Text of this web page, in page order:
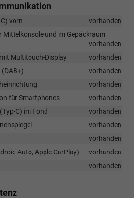
vorn
vorhanden
Mittelkonsole und im Gepäckraum
vorhanden
Multitouch-Display
vorhanden
vorhanden
vorhanden
für Smartphones
vorhanden
C) im Fond
vorhanden
vorhanden
vorhanden
Auto, Apple CarPlay)
vorhanden
vorhanden